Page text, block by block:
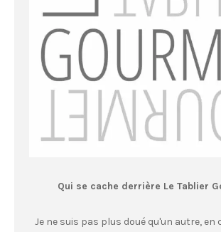
Qui se cache derrière Le Tablier
Je ne suis pas plus doué qu'un autre, en